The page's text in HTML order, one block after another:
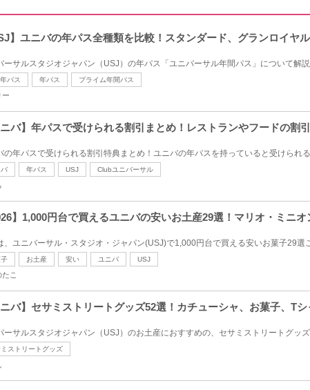
】ユニバの年パス全種類を比較！スタンダード、グランロイヤ
ーサルスタジオジャパン（USJ）の年パス「ユニバーサル年間パス」について解
パス 年パス プライム年間パス
ー
ニバ】年パスで受けられる割引まとめ！レストランやフードの
の年パスで受けられる割引特典まとめ！ユニバの年パスを持っていると受けられ
年パス USJ Clubユニバーサル
】1,000円台で買えるユニバの安いお土産29選！マリオ・ミニ
、ユニバーサル・スタジオ・ジャパン(USJ)で1,000円台で買える安いお菓子29選
お土産 安い ユニバ USJ
こ
ニバ】セサミストリートグッズ52選！カチューシャ、お菓子、T
ーサルスタジオジャパン（USJ）のお土産におすすめの、セサミストリートグッ
ストリートグッズ